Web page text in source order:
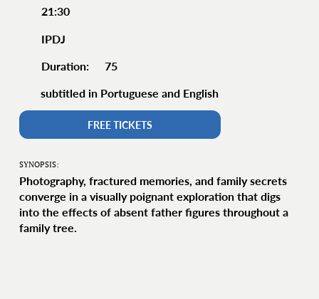
21:30
IPDJ
Duration:
75
subtitled in Portuguese and English
FREE TICKETS
SYNOPSIS:
Photography, fractured memories, and family secrets
converge in a visually poignant exploration that digs
into the effects of absent father figures throughout a
family tree.